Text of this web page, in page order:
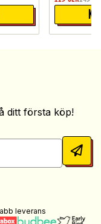
ditt första köp!
leverans